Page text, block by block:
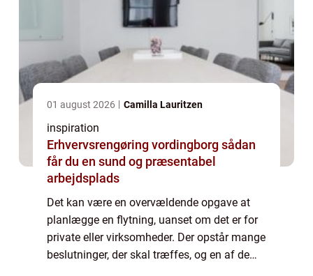
01 august 2026 Camilla Lauritzen
inspiration
Erhvervsrengøring vordingborg sådan
får du en sund og præsentabel
arbejdsplads
Det kan være en overvældende opgave at
planlægge en flytning, uanset om det er for
private eller virksomheder. Der opstår mange
beslutninger, der skal træffes, og en af de